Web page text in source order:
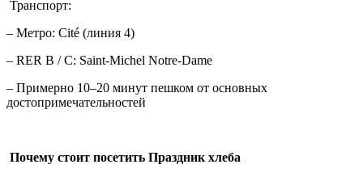
Транспорт:
– Метро: Cité (линия 4)
– RER B / C: Saint-Michel Notre-Dame
– Примерно 10–20 минут пешком от основных
достопримечательностей
Почему стоит посетить Праздник хлеба